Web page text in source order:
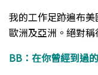
我的工作足跡遍布
歐洲及亞洲。絕對
BB：在你曾經到過